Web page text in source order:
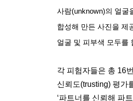
사람(unknown)의 얼굴
합성해 만든 사진을 제
얼굴 및 피부색 모두를
각 피험자들은 총 16
신뢰도(trusting) 평가
‘파트너를 신뢰해 파